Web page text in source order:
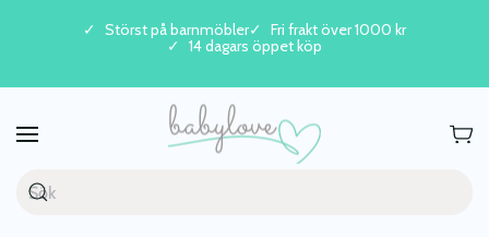
Skip to main content
Störst på barnmöbler
Fri frakt över 1000 kr
14 dagars öppet köp